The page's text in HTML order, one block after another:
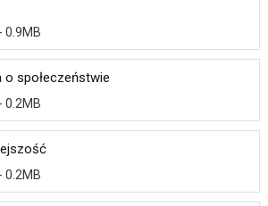
0.9MB
społeczeństwie
0.2MB
0.2MB